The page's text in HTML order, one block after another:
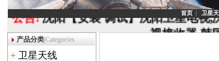
首页| 卫星
公告:沈阳【安装 调试】沈阳卫星电视,
视接收器,韩
产品分类 |Categories
+ 卫星天线